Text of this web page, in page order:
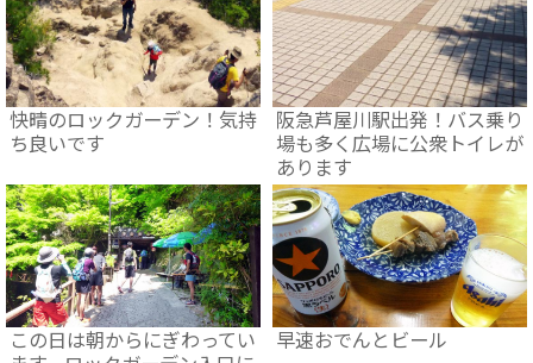
快晴のロックガーデン！気持
ち良いです
阪急芦屋川駅出発！バス乗り
場も多く広場に公衆トイレが
あります
この日は朝からにぎわってい
早速おでんとビール